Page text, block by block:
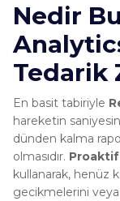
Nedir
Tedarik
En basit tabiriyle
hareketin
dünden kalma
olmasıdır.
kullanarak, henüz
gecikmelerini